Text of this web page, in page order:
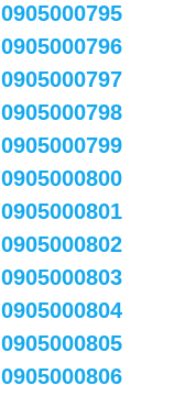
0905000795
0905000796
0905000797
0905000798
0905000799
0905000800
0905000801
0905000802
0905000803
0905000804
0905000805
0905000806